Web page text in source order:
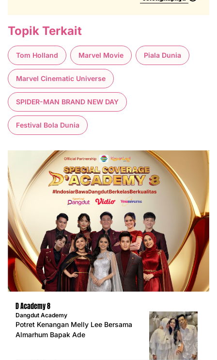
Topik Terkait
Tom Holland Marvel Movie Piala Dunia
Marvel Cinematic Universe
SPIDER-MAN BRAND NEW DAY
Festival Bola Dunia
D Academy 8
Dangdut Academy
Potret Kenangan Melly Lee Bersama
Almarhum Bapak Ade